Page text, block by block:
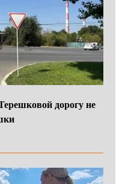
дорогу не